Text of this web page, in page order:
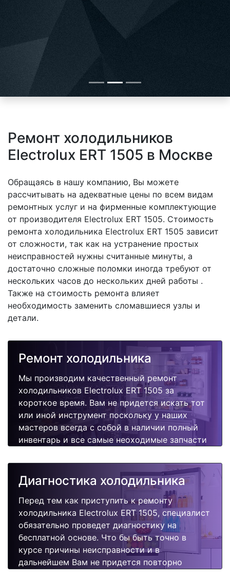
Ремонт холодильников
Electrolux ERT 1505 в Москве
Обращаясь в нашу компанию, Вы можете
рассчитывать на адекватные цены по всем видам
ремонтных услуг и на фирменные комплектующие
от производителя Electrolux ERT 1505. Стоимость
ремонта холодильника Electrolux ERT 1505 зависит
от сложности, так как на устранение простых
неисправностей нужны считанные минуты, а
достаточно сложные поломки иногда требуют от
нескольких часов до нескольких дней работы .
Также на стоимость ремонта влияет
необходимость заменить сломавшиеся узлы и
детали.
Ремонт холодильника
Мы производим качественный ремонт
холодильников Electrolux ERT 1505 за
короткое время. Вам не придется искать тот
или иной инструмент поскольку у наших
мастеров всегда с собой в наличии полный
инвентарь и все самые неоходимые запчасти
быстро, качественно и недорого.
Диагностика холодильника
Перед тем как приступить к ремонту
холодильника Electrolux ERT 1505, специалист
обязательно проведет диагностику на
бесплатной основе. Что бы быть точно в
курсе причины неисправности и в
дальнейшем Вам не придется повторно